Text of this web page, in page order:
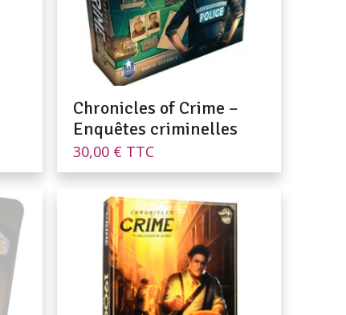
Chronicles of Crime –
Enquêtes criminelles
30,00 € TTC